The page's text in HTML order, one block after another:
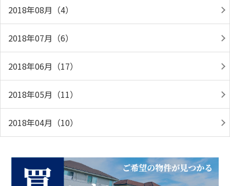
2018年08月（4）
2018年07月（6）
2018年06月（17）
2018年05月（11）
2018年04月（10）